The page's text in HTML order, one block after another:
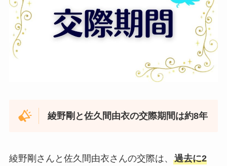
綾野剛と佐久間由衣の交際期間は約8年
綾野剛さんと佐久間由衣さんの交際は、 過去に2